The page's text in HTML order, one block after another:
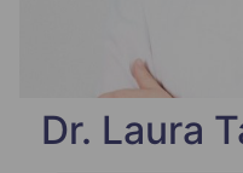
Dr. Laura